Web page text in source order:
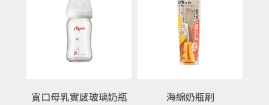
寬口母乳實感玻璃奶瓶
海綿奶瓶刷